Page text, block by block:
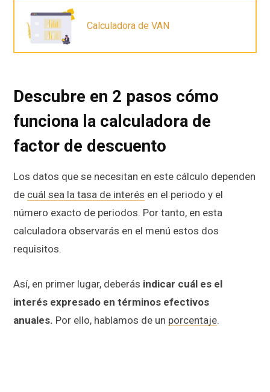
Calculadora de VAN
Descubre en 2 pasos cómo
funciona la calculadora de
factor de descuento
Los datos que se necesitan en este cálculo dependen
de cuál sea la tasa de interés en el periodo y el
número exacto de periodos. Por tanto, en esta
calculadora observarás en el menú estos dos
requisitos.
Así, en primer lugar, deberás indicar cuál es el
interés expresado en términos efectivos
anuales. Por ello, hablamos de un porcentaje.